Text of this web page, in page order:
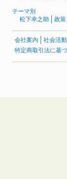
テーマ別
松下幸之助
政
会社案内 社会活動
特定商取引法に基